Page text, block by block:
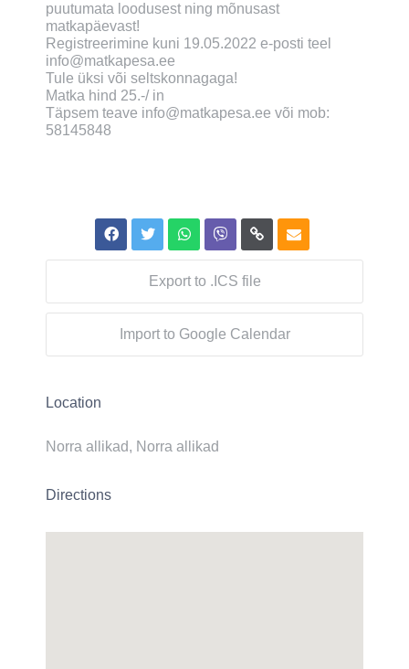
puutumata loodusest ning mõnusast
matkapäevast!
Registreerimine kuni 19.05.2022 e-posti teel
info@matkapesa.ee
Tule üksi või seltskonnagaga!
Matka hind 25.-/ in
Täpsem teave info@matkapesa.ee või mob:
58145848
Export to .ICS file
Import to Google Calendar
Location
Norra allikad, Norra allikad
Directions